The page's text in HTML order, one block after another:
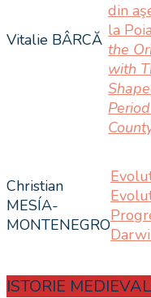
Vitalie BÂRCĂ
din
la
the
with
Christian
MESÍA-
MONTENEGRO
ISTORIE